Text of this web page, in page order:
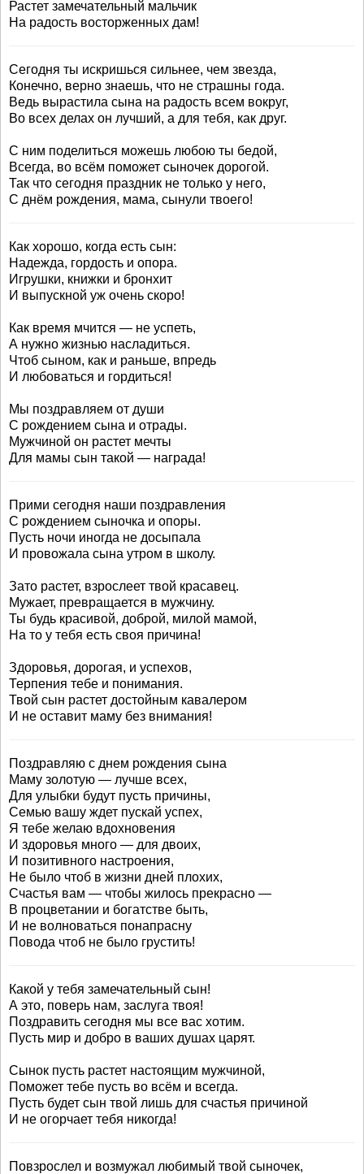
Растет замечательный мальчик
На радость восторженных дам!
Сегодня ты искришься сильнее, чем звезда,
Конечно, верно знаешь, что не страшны года.
Ведь вырастила сына на радость всем вокруг,
Во всех делах он лучший, а для тебя, как друг.
С ним поделиться можешь любою ты бедой,
Всегда, во всём поможет сыночек дорогой.
Так что сегодня праздник не только у него,
С днём рождения, мама, сынули твоего!
Как хорошо, когда есть сын:
Надежда, гордость и опора.
Игрушки, книжки и бронхит
И выпускной уж очень скоро!
Как время мчится — не успеть,
А нужно жизнью насладиться.
Чтоб сыном, как и раньше, впредь
И любоваться и гордиться!
Мы поздравляем от души
С рождением сына и отрады.
Мужчиной он растет мечты
Для мамы сын такой — награда!
Прими сегодня наши поздравления
С рождением сыночка и опоры.
Пусть ночи иногда не досыпала
И провожала сына утром в школу.
Зато растет, взрослеет твой красавец.
Мужает, превращается в мужчину.
Ты будь красивой, доброй, милой мамой,
На то у тебя есть своя причина!
Здоровья, дорогая, и успехов,
Терпения тебе и понимания.
Твой сын растет достойным кавалером
И не оставит маму без внимания!
Поздравляю с днем рождения сына
Маму золотую — лучше всех,
Для улыбки будут пусть причины,
Семью вашу ждет пускай успех,
Я тебе желаю вдохновения
И здоровья много — для двоих,
И позитивного настроения,
Не было чтоб в жизни дней плохих,
Счастья вам — чтобы жилось прекрасно —
В процветании и богатстве быть,
И не волноваться понапрасну
Повода чтоб не было грустить!
Какой у тебя замечательный сын!
А это, поверь нам, заслуга твоя!
Поздравить сегодня мы все вас хотим.
Пусть мир и добро в ваших душах царят.
Сынок пусть растет настоящим мужчиной,
Поможет тебе пусть во всём и всегда.
Пусть будет сын твой лишь для счастья причиной
И не огорчает тебя никогда!
Повзрослел и возмужал любимый твой сыночек,